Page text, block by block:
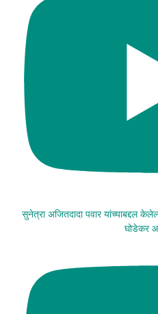
सुनेत्रा अजितदादा पवार यांच्याबद्दल
घोडेकर